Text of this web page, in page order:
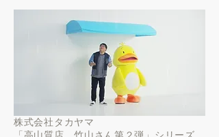
株式会社タカヤマ